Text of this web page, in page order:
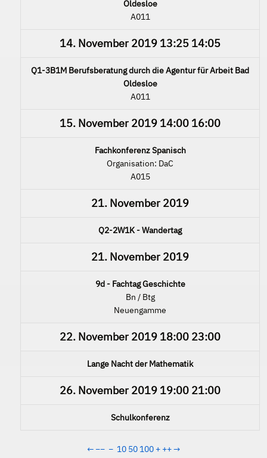
Oldesloe
A011
14. November 2019 13:25 14:05
Q1-3B1M Berufsberatung durch die Agentur für Arbeit Bad
Oldesloe
A011
15. November 2019 14:00 16:00
Fachkonferenz Spanisch
Organisation: DaC
A015
21. November 2019
Q2-2W1K - Wandertag
21. November 2019
9d - Fachtag Geschichte
Bn / Btg
Neuengamme
22. November 2019 18:00 23:00
Lange Nacht der Mathematik
26. November 2019 19:00 21:00
Schulkonferenz
← −− − 10 50 100 + ++→